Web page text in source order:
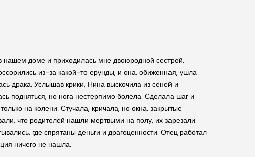
нашем доме и приходилась мне двоюродной сестрой.
из-за какой-то ерунды, и она, обиженная, ушла
драка. Услышав крики, Нина выскочила из сеней и
подняться, но нога нестерпимо болела. Сделала шаг и
на колени. Стучала, кричала, но окна, закрытые
что родителей нашли мертвыми на полу, их зарезали.
где спрятаны деньги и драгоценности. Отец работал
ничего не нашла.